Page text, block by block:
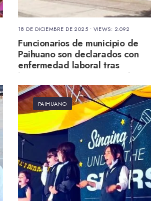
18 DE DICIEMBRE DE 2025 • VIEWS: 2.092
Funcionarios de municipio de
Paihuano son declarados con
enfermedad laboral tras
hostigamientos por parte de
Control Interno
PAIHUANO